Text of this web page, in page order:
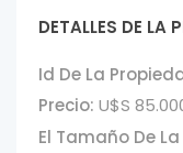
DETALLES DE LA
Id De La
Precio: U$S
El Tamaño De